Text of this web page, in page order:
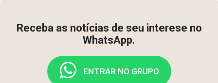
Receba as notícias de seu interese no
WhatsApp.
ENTRAR NO GRUPO